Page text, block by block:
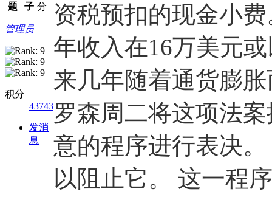
题
子 分
管理员
积分
43743
发消
息
资税预扣的现金小
年收入在16万美元
来几年随着通货膨
罗森周二将这项法
意的程序进行表决
以阻止它。 这一程